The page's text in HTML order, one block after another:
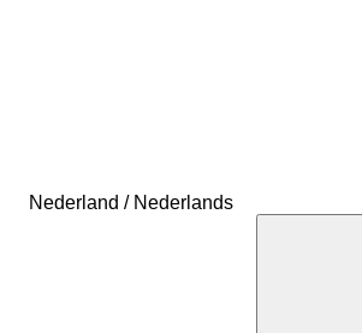
Nederland / Nederlands